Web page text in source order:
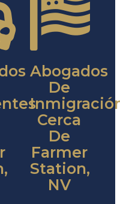
Abogados
De
Cerca
De
Farmer
Station,
NV